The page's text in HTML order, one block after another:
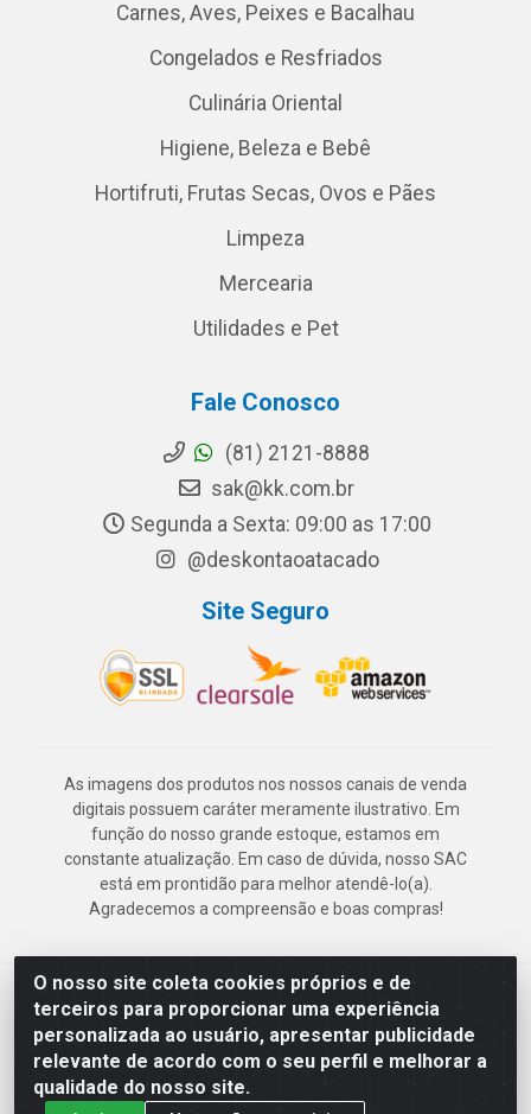
O nosso site coleta cookies próprios e de
terceiros para proporcionar uma experiência
personalizada ao usuário, apresentar publicidade
relevante de acordo com o seu perfil e melhorar a
qualidade do nosso site.
Carnes, Aves, Peixes e Bacalhau
Congelados e Resfriados
Culinária Oriental
Higiene, Beleza e Bebê
Hortifruti, Frutas Secas, Ovos e Pães
Limpeza
Mercearia
Utilidades e Pet
Fale Conosco
(81) 2121-8888
sak@kk.com.br
Segunda a Sexta: 09:00 as 17:00
@deskontaoatacado
Site Seguro
As imagens dos produtos nos nossos canais de venda
digitais possuem caráter meramente ilustrativo. Em
função do nosso grande estoque, estamos em
constante atualização. Em caso de dúvida, nosso SAC
está em prontidão para melhor atendê-lo(a).
Agradecemos a compreensão e boas compras!
Deskontão Atacado - Av. Marechal Mascarenhas de Morais, 2471 -
Imbiribeira - Recife/PE - CEP 51.150-001 - CNPJ 24.150.377/0003-
57